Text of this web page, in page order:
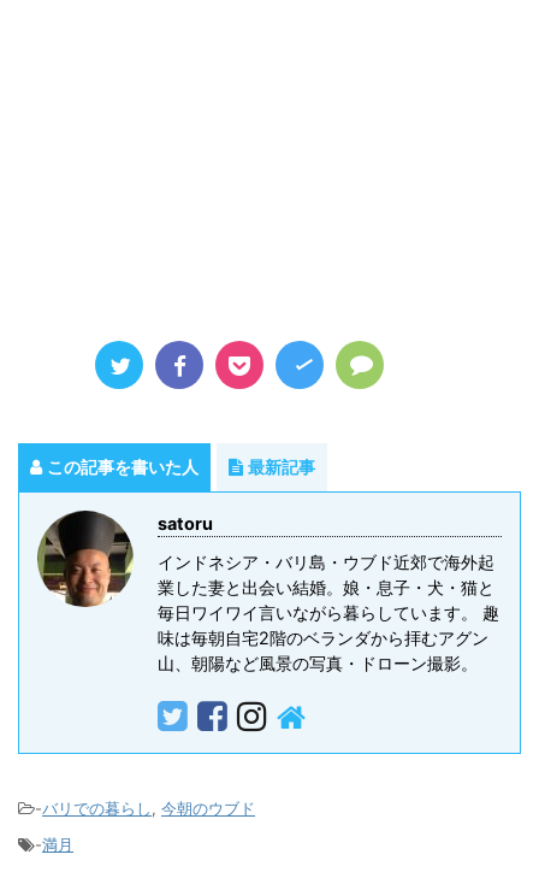
この記事を書いた人 最新記事
satoru
インドネシア・バリ島・ウブド近郊で海外起
業した妻と出会い結婚。娘・息子・犬・猫と
毎日ワイワイ言いながら暮らしています。 趣
味は毎朝自宅2階のベランダから拝むアグン
山、朝陽など風景の写真・ドローン撮影。
-バリでの暮らし, 今朝のウブド
-満月